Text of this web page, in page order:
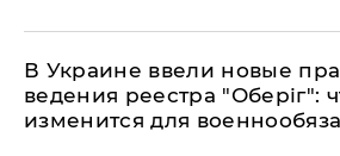
В Украине ввели новые
ведения реестра "Оберіг":
изменится для